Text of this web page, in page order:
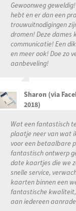
Gewoonweg
hebt en er dan een
trouwuitnodigingen
dromen! Deze dames
communicatie! Een
en meer ook! Doe zo
aanbeveling!
Sharon (via
2018)
Wat een fantastisch
plaatje neer van wat
voor een betaalbare
fantastisch ontwerp
date kaartjes die we
snelle service,
kaarten binnen een
fantastische
aan iedereen